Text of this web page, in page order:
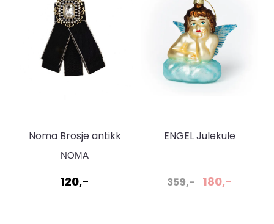
Noma Brosje antikk
Sort
NOMA
120,-
ENGEL Julekule
359,- 180,-